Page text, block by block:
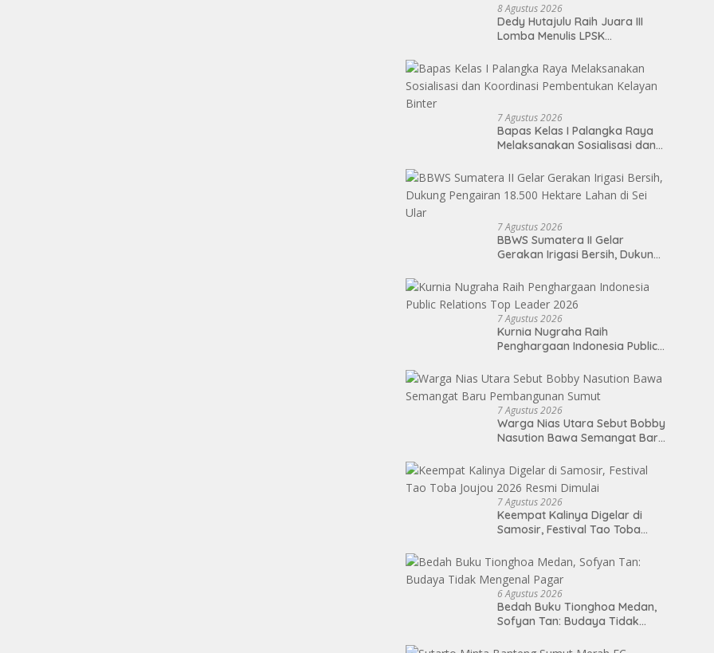
8 Agustus 2026
Dedy Hutajulu Raih Juara III
Lomba Menulis LPSK
7 Agustus 2026
Bapas Kelas I Palangka Raya
Melaksanakan Sosialisasi dan
Kelayan Binter
7 Agustus 2026
BBWS Sumatera II Gelar
Gerakan Irigasi Bersih, Dukung
Lahan di Sei Ular
7 Agustus 2026
Kurnia Nugraha Raih
Penghargaan Indonesia Public
7 Agustus 2026
Warga Nias Utara Sebut Bobby
Nasution Bawa Semangat Baru
7 Agustus 2026
Keempat Kalinya Digelar di
Samosir, Festival Tao Toba
6 Agustus 2026
Bedah Buku Tionghoa Medan,
Sofyan Tan: Budaya Tidak